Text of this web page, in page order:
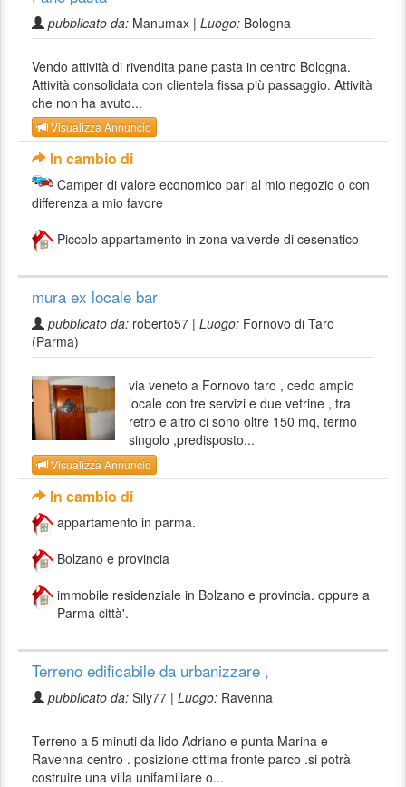
pubblicato da: Manumax | Luogo: Bologna
Vendo attività di rivendita pane pasta in centro Bologna.
Attività consolidata con clientela fissa più passaggio. Attività
che non ha avuto...
Visualizza Annuncio
In cambio di
Camper di valore economico pari al mio negozio o con
differenza a mio favore
Piccolo appartamento in zona valverde di cesenatico
mura ex locale bar
pubblicato da: roberto57 | Luogo: Fornovo di Taro
(Parma)
via veneto a Fornovo taro , cedo ampio
locale con tre servizi e due vetrine , tra
retro e altro ci sono oltre 150 mq, termo
singolo ,predisposto...
Visualizza Annuncio
In cambio di
appartamento in parma.
Bolzano e provincia
immobile residenziale in Bolzano e provincia. oppure a
Parma città'.
Terreno edificabile da urbanizzare ,
pubblicato da: Sily77 | Luogo: Ravenna
Terreno a 5 minuti da lido Adriano e punta Marina e
Ravenna centro . posizione ottima fronte parco .si potrà
costruire una villa unifamiliare o...